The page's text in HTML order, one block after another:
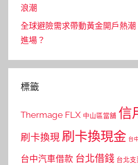
浪潮
全球避險需求帶動黃金開戶熱
進場？
標籤
Thermage FLX 中山區當舖 信
刷卡換現 刷卡換現金 台
台中汽車借款 台北借錢 台北支